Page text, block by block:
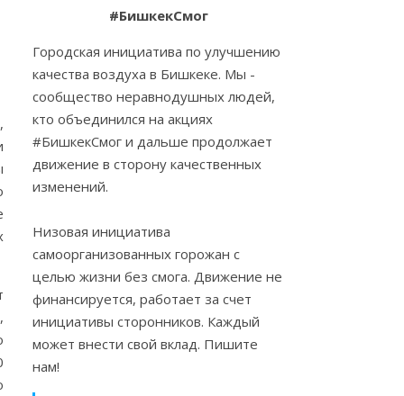
#БишкекСмог
Городская инициатива по улучшению
качества воздуха в Бишкеке. Мы -
сообщество неравнодушных людей,
кто объединился на акциях
#БишкекСмог и дальше продолжает
движение в сторону качественных
изменений.
Низовая инициатива
самоорганизованных горожан с
целью жизни без смога. Движение не
финансируется, работает за счет
инициативы сторонников. Каждый
может внести свой вклад. Пишите
нам!